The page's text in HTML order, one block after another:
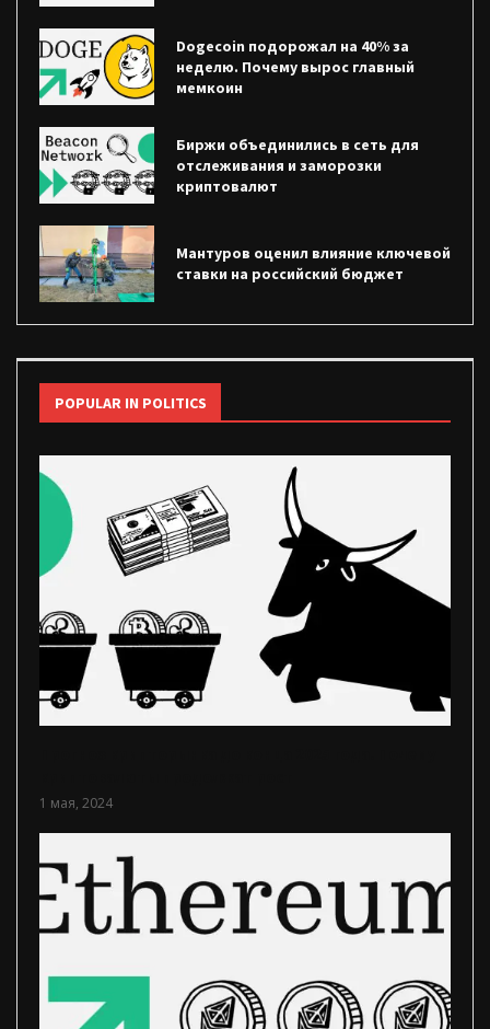
Dogecoin подорожал на 40% за
неделю. Почему вырос главный
мемкоин
Биржи объединились в сеть для
отслеживания и заморозки
криптовалют
Мантуров оценил влияние ключевой
ставки на российский бюджет
POPULAR IN POLITICS
1 мая, 2024